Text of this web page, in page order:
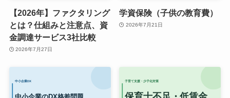
【2026年】ファクタリング
とは？仕組みと注意点、資
金調達サービス3社比較
2026年7月27日
学資保険（子供の教育費）
2026年7月21日